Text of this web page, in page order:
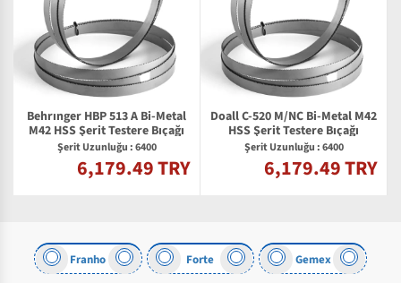
Behrınger HBP 513 A Bi-Metal
M42 HSS Şerit Testere Bıçağı
Şerit Uzunluğu : 6400
6,179.49 TRY
Doall C-520 M/NC Bi-Metal M42
HSS Şerit Testere Bıçağı
Şerit Uzunluğu : 6400
6,179.49 TRY
Franho Forte Gemex